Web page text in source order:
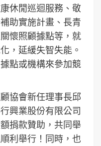
休閒巡迴服務、敬
助實施計畫、長青
懷照顧據點等，就
，延緩失智失能。
點或機構來參加競
協會新任理事長邱
興業股份有限公司
捐款贊助，共同舉
利舉行！同時，也